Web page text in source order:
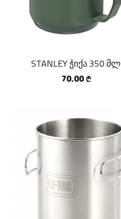
STANLEY ჭიქა 350 მლ
70.00 ₾